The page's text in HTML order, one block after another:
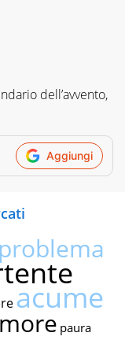
dell’avvento,
Aggiungi
problema
acume
paura